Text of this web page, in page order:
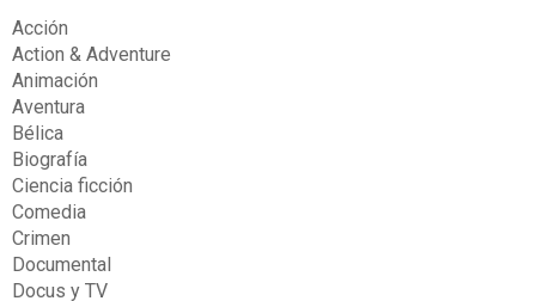
Acción
Action & Adventure
Animación
Aventura
Bélica
Biografía
Ciencia ficción
Comedia
Crimen
Documental
Docus y TV